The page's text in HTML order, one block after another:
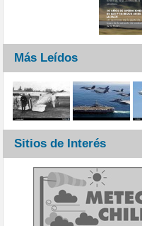
Más Leídos
Sitios de Interés